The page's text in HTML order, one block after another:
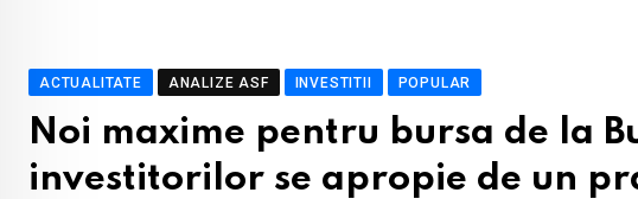
ACTUALITATE ANALIZE ASF INVESTITII POPULAR
Noi maxime pentru bursa de la
investitorilor se apropie de un